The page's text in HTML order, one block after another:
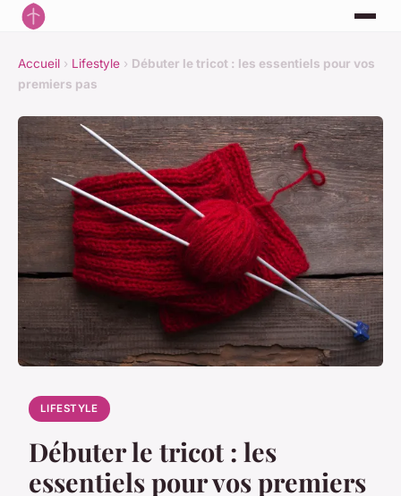
Accueil › Lifestyle › Débuter le tricot : les essentiels pour vos
premiers pas
LIFESTYLE
Débuter le tricot : les
essentiels pour vos premiers